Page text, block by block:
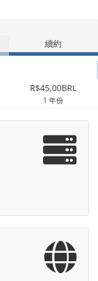
續約
R$45,00BRL
1 年份